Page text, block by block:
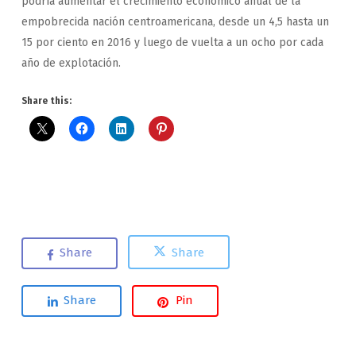
empobrecida nación centroamericana, desde un 4,5 hasta un
15 por ciento en 2016 y luego de vuelta a un ocho por cada
año de explotación.
Share this:
Share Share
Share Pin